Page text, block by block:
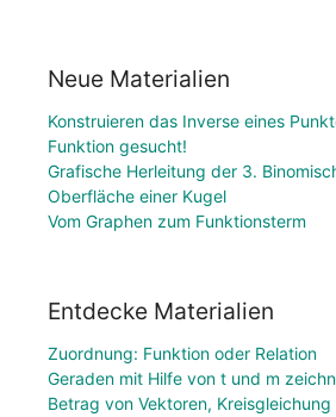
Neue Materialien
Konstruieren das Inverse eines
Funktion gesucht!
Grafische Herleitung der 3.
Oberfläche einer Kugel
Vom Graphen zum Funktionsterm
Entdecke Materialien
Zuordnung: Funktion oder Relation
Geraden mit Hilfe von t und m
Betrag von Vektoren, Kreisgleichung